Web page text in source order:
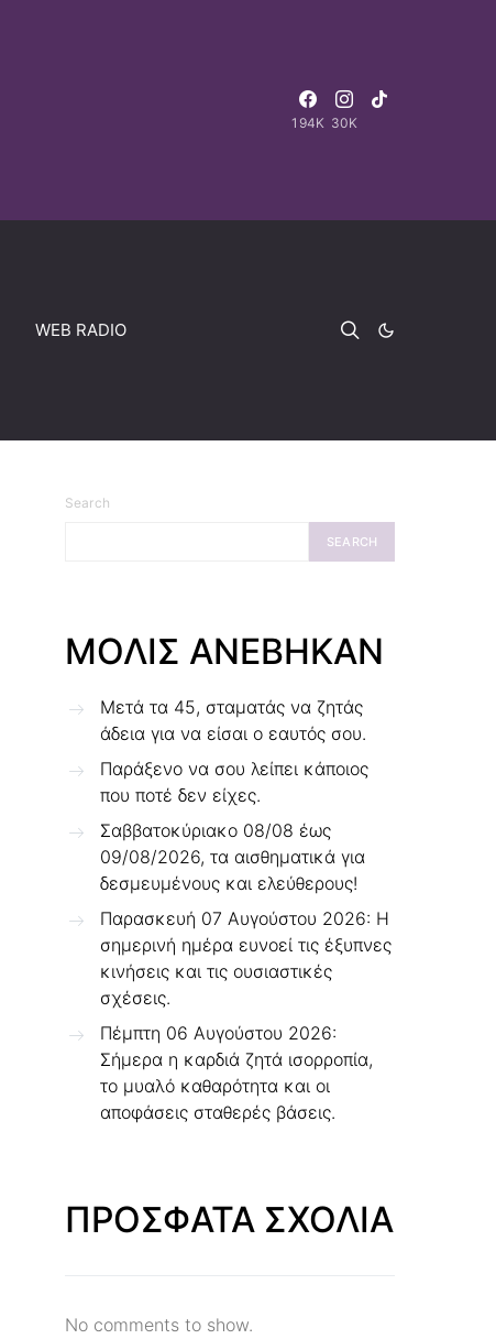
194K 30K
WEB RADIO
Search
SEARCH
ΜΟΛΙΣ ΑΝΕΒΗΚΑΝ
Μετά τα 45, σταματάς να ζητάς
άδεια για να είσαι ο εαυτός σου.
Παράξενο να σου λείπει κάποιος
που ποτέ δεν είχες.
Σαββατοκύριακο 08/08 έως
09/08/2026, τα αισθηματικά για
δεσμευμένους και ελεύθερους!
Παρασκευή 07 Αυγούστου 2026: Η
σημερινή ημέρα ευνοεί τις έξυπνες
κινήσεις και τις ουσιαστικές
σχέσεις.
Πέμπτη 06 Αυγούστου 2026:
Σήμερα η καρδιά ζητά ισορροπία,
το μυαλό καθαρότητα και οι
αποφάσεις σταθερές βάσεις.
ΠΡΟΣΦΑΤΑ ΣΧΟΛΙΑ
No comments to show.